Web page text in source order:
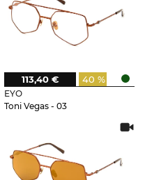
EYO
Toni Vegas - 03
40 %
113,40 €